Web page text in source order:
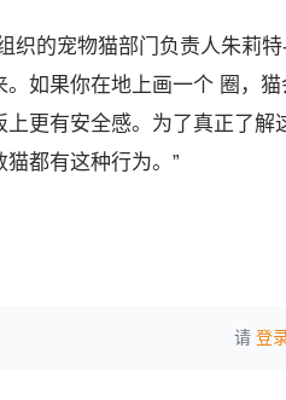
的宠物猫部门负责人朱莉特
。如果你在地上画一个 圈，
更有安全感。为了真正了
都有这种行为。”
请 登